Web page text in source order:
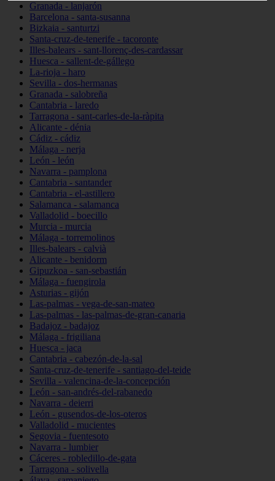
Granada - lanjarón
Barcelona - santa-susanna
Bizkaia - santurtzi
Santa-cruz-de-tenerife - tacoronte
Illes-balears - sant-llorenç-des-cardassar
Huesca - sallent-de-gállego
La-rioja - haro
Sevilla - dos-hermanas
Granada - salobreña
Cantabria - laredo
Tarragona - sant-carles-de-la-ràpita
Alicante - dénia
Cádiz - cádiz
Málaga - nerja
León - león
Navarra - pamplona
Cantabria - santander
Cantabria - el-astillero
Salamanca - salamanca
Valladolid - boecillo
Murcia - murcia
Málaga - torremolinos
Illes-balears - calvià
Alicante - benidorm
Gipuzkoa - san-sebastián
Málaga - fuengirola
Asturias - gijón
Las-palmas - vega-de-san-mateo
Las-palmas - las-palmas-de-gran-canaria
Badajoz - badajoz
Málaga - frigiliana
Huesca - jaca
Cantabria - cabezón-de-la-sal
Santa-cruz-de-tenerife - santiago-del-teide
Sevilla - valencina-de-la-concepción
León - san-andrés-del-rabanedo
Navarra - deierri
León - gusendos-de-los-oteros
Valladolid - mucientes
Segovia - fuentesoto
Navarra - lumbier
Cáceres - robledillo-de-gata
Tarragona - solivella